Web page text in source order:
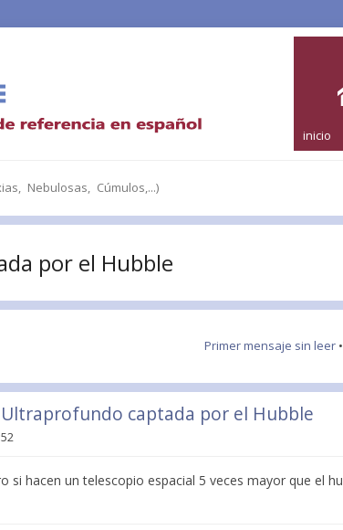
inicio
Nebulosas, Cúmulos,...)
por el Hubble
Primer mensaje sin leer
Ultraprofundo captada por el Hubble
si hacen un telescopio espacial 5 veces mayor que el